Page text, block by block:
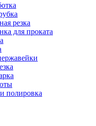
резка
для проката
полировка